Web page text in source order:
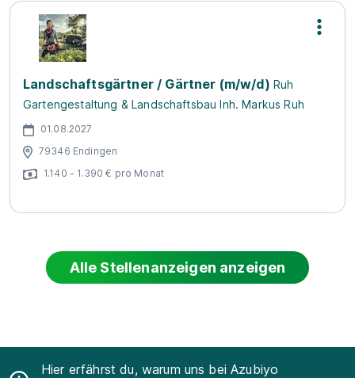
Landschaftsgärtner / Gärtner (m/w/d) Ruh
Gartengestaltung & Landschaftsbau Inh. Markus Ruh
01.08.2027
79346 Endingen
1.140 - 1.390 € pro Monat
Alle Stellenanzeigen anzeigen
Hier erfährst du, warum uns bei Azubiyo